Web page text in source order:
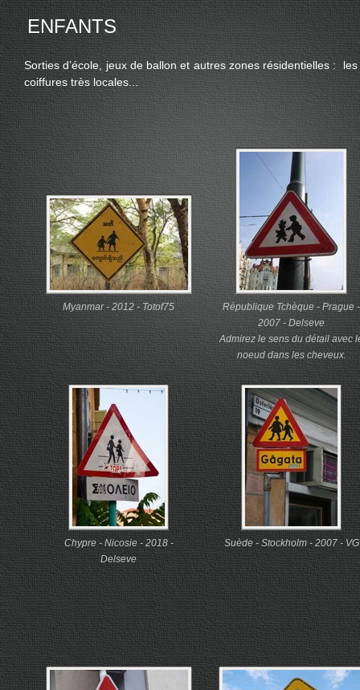
ENFANTS
Sorties d’école, jeux de ballon et autres zones résidentielles :
coiffures très locales...
Myanmar - 2012 - Totof75
République Tchèque - Prague -
2007 - Delseve
Admirez le sens du détail avec
noeud dans les cheveux.
Chypre - Nicosie - 2018 -
Delseve
Suède - Stockholm - 2007 - VG